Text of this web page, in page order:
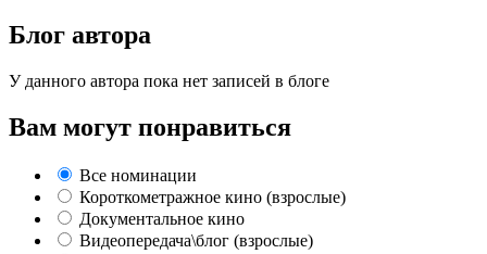
Блог автора
У данного автора пока нет записей в блоге
Вам могут понравиться
Все номинации
Короткометражное кино (взрослые)
Документальное кино
Видеопередача\блог (взрослые)